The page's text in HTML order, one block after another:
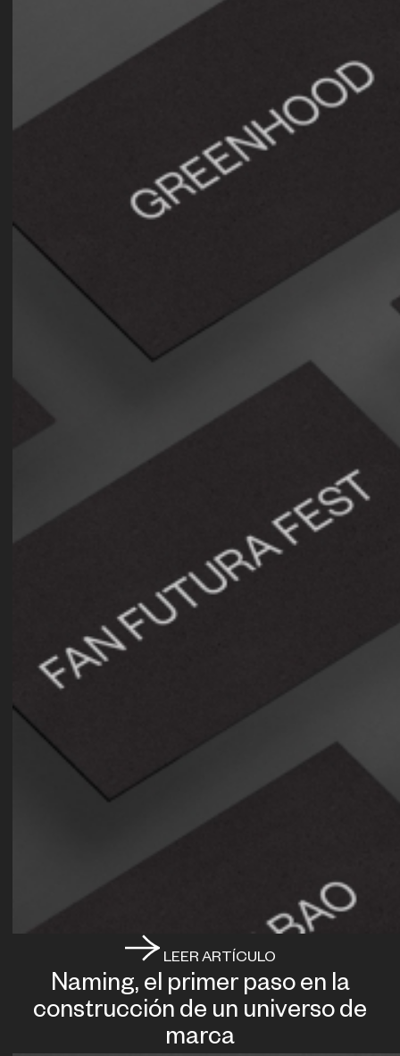
LEER ARTÍCULO
Naming, el primer paso en la
construcción de un universo de
marca